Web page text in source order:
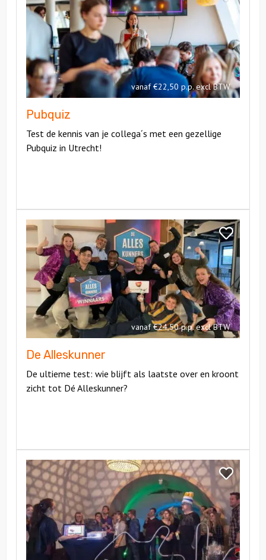
Pubquiz
vanaf €22,50 p.p. excl BTW
Pubquiz
Test de kennis van je collega´s met een gezellige
Pubquiz in Utrecht!
Bekijk
De
Alleskunner
vanaf €24,50 p.p. excl BTW
De Alleskunner
De ultieme test: wie blijft als laatste over en kroont
zicht tot Dé Alleskunner?
Bekijk
De
Alleskunner
Bekijk
Game
Show
Bekijk
Game
Show